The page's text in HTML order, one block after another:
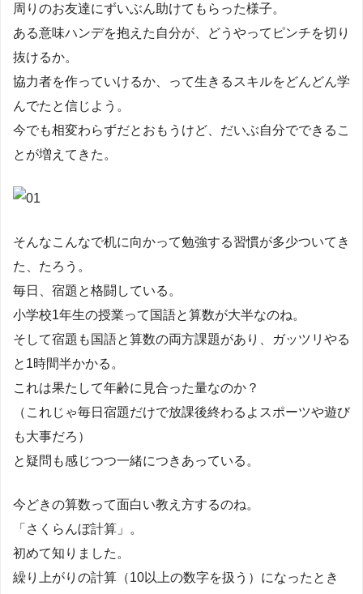
周りのお友達にずいぶん助けてもらった様子。
ある意味ハンデを抱えた自分が、どうやってピンチを切り
抜けるか。
協力者を作っていけるか、って生きるスキルをどんどん学
んでたと信じよう。
今でも相変わらずだとおもうけど、だいぶ自分でできるこ
とが増えてきた。
そんなこんなで机に向かって勉強する習慣が多少ついてき
た、たろう。
毎日、宿題と格闘している。
小学校1年生の授業って国語と算数が大半なのね。
そして宿題も国語と算数の両方課題があり、ガッツリやる
と1時間半かかる。
これは果たして年齢に見合った量なのか？
（これじゃ毎日宿題だけで放課後終わるよスポーツや遊び
も大事だろ）
と疑問も感じつつ一緒につきあっている。
今どきの算数って面白い教え方するのね。
「さくらんぼ計算」。
初めて知りました。
繰り上がりの計算（10以上の数字を扱う）になったとき